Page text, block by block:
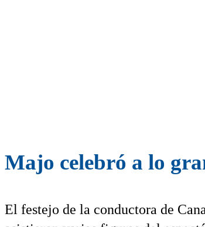
Majo celebró a lo
El festejo de la conductora de